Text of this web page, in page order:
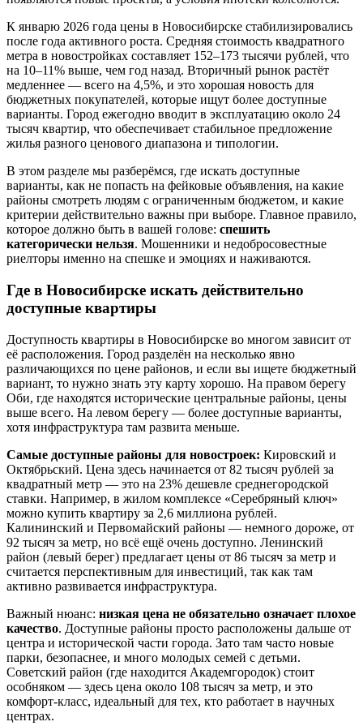
К январю 2026 года цены в Новосибирске стабилизировались
после года активного роста. Средняя стоимость квадратного
метра в новостройках составляет 152–173 тысячи рублей, что
на 10–11% выше, чем год назад. Вторичный рынок растёт
медленнее — всего на 4,5%, и это хорошая новость для
бюджетных покупателей, которые ищут более доступные
варианты. Город ежегодно вводит в эксплуатацию около 24
тысяч квартир, что обеспечивает стабильное предложение
жилья разного ценового диапазона и типологии.
В этом разделе мы разберёмся, где искать доступные
варианты, как не попасть на фейковые объявления, на какие
районы смотреть людям с ограниченным бюджетом, и какие
критерии действительно важны при выборе. Главное правило,
которое должно быть в вашей голове: спешить
категорически нельзя. Мошенники и недобросовестные
риелторы именно на спешке и эмоциях и наживаются.
Где в Новосибирске искать действительно
доступные квартиры
Доступность квартиры в Новосибирске во многом зависит от
её расположения. Город разделён на несколько явно
различающихся по цене районов, и если вы ищете бюджетный
вариант, то нужно знать эту карту хорошо. На правом берегу
Оби, где находятся исторические центральные районы, цены
выше всего. На левом берегу — более доступные варианты,
хотя инфраструктура там развита меньше.
Самые доступные районы для новостроек: Кировский и
Октябрьский. Цена здесь начинается от 82 тысяч рублей за
квадратный метр — это на 23% дешевле среднегородской
ставки. Например, в жилом комплексе «Серебряный ключ»
можно купить квартиру за 2,6 миллиона рублей.
Калининский и Первомайский районы — немного дороже, от
92 тысяч за метр, но всё ещё очень доступно. Ленинский
район (левый берег) предлагает цены от 86 тысяч за метр и
считается перспективным для инвестиций, так как там
активно развивается инфраструктура.
Важный нюанс: низкая цена не обязательно означает плохое
качество. Доступные районы просто расположены дальше от
центра и исторической части города. Зато там часто новые
парки, безопаснее, и много молодых семей с детьми.
Советский район (где находится Академгородок) стоит
особняком — здесь цена около 108 тысяч за метр, и это
комфорт-класс, идеальный для тех, кто работает в научных
центрах.